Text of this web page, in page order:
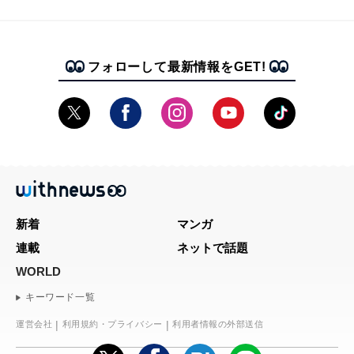
フォローして最新情報をGET!
新着
マンガ
連載
ネットで話題
WORLD
キーワード一覧
運営会社 利用規約・プライバシー 利用者情報の外部送信